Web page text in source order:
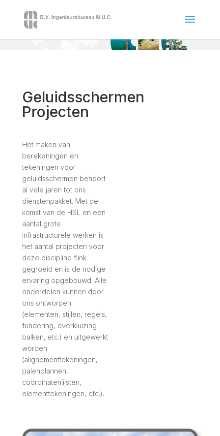
Geluidsschermen
Projecten
Het maken van
berekeningen en
tekeningen voor
geluidsschermen behoort
al vele jaren tot ons
dienstenpakket. Met de
komst van de HSL en een
aantal grote
infrastructurele werken is
het aantal projecten voor
deze discipline flink
gegroeid en is de nodige
ervaring opgebouwd. Alle
onderdelen kunnen door
ons ontworpen
(elementen, stijlen, regels,
fundering, overkluizing
balken, etc.) en uitgewerkt
worden
(alignementtekeningen,
palenplannen,
coördinatenlijsten,
elementtekeningen, etc.).